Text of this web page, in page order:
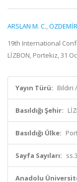
ARSLAN M. C.,
19th International
LİZBON, Portekiz, 31
Yayın Türü: Bildiri
Basıldığı Şehir:
Basıldığı Ülke:
Sayfa Sayıları:
Anadolu